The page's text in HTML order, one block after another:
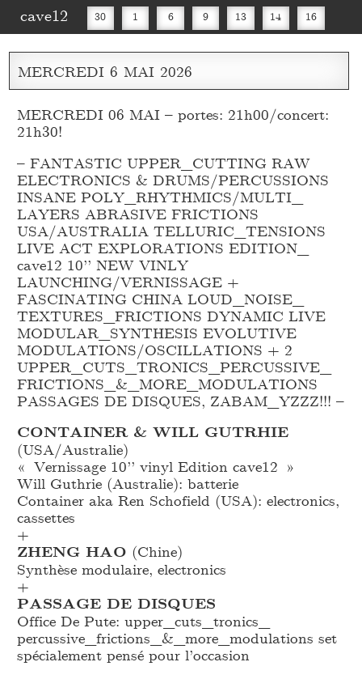
cave12 30 1 6 9 13 14 16
20 27 30
MERCREDI 6 MAI 2026
MERCREDI 06 MAI – portes: 21h00/concert:
21h30!
– FANTASTIC UPPER_ CUTTING RAW
ELECTRONICS & DRUMS/PERCUSSIONS
INSANE POLY_RHYTHMICS/MULTI_
LAYERS ABRASIVE FRICTIONS
USA/AUSTRALIA TELLURIC_TENSIONS
LIVE ACT EXPLORATIONS EDITION_
cave12 10’’ NEW VINLY
LAUNCHING/VERNISSAGE +
FASCINATING CHINA LOUD_NOISE_
TEXTURES_FRICTIONS DYNAMIC LIVE
MODULAR_ SYNTHESIS EVOLUTIVE
MODULATIONS/OSCILLATIONS + 2
UPPER_ CUTS_TRONICS_PERCUSSIVE_
FRICTIONS_&_MORE_MODULATIONS
PASSAGES DE DISQUES, ZABAM_YZZZ!!! –
CONTAINER & WILL GUTRHIE
(USA/Australie)
« Vernissage 10’’ vinyl Edition cave12 »
Will Guthrie (Australie): batterie
Container aka Ren Schofield (USA): electronics,
cassettes
+
ZHENG HAO (Chine)
Synthèse modulaire, electronics
+
PASSAGE DE DISQUES
Office De Pute: upper_cuts_tronics_
percussive_frictions_&_more_modulations set
spécialement pensé pour l’occasion